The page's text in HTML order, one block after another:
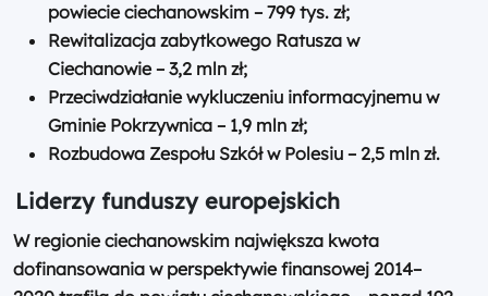
powiecie ciechanowskim – 799 tys. zł;
Rewitalizacja zabytkowego Ratusza w
Ciechanowie – 3,2 mln zł;
Przeciwdziałanie wykluczeniu informacyjnemu w
Gminie Pokrzywnica – 1,9 mln zł;
Rozbudowa Zespołu Szkół w Polesiu – 2,5 mln zł.
Liderzy funduszy europejskich
W regionie ciechanowskim największa kwota
dofinansowania w perspektywie finansowej 2014–